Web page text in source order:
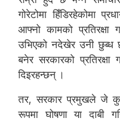
गोरेटोमा हिँडिरहेकोमा
आफ्नो कामको प्रतिरक्षा
उभिएको नदेखेर उनी छुब्ध
बनेर सरकारको
दिइरहन्छन् ।
तर, सरकार प्रमुखले जे
रूपमा घोषणा या दाबी